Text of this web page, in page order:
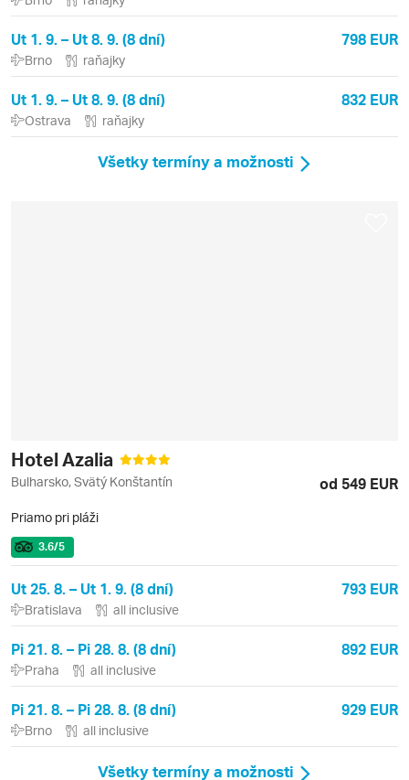
Ut 1. 9. – Ut 8. 9. (8 dní) 798 EUR
Brno raňajky
Ut 1. 9. – Ut 8. 9. (8 dní) 832 EUR
Ostrava raňajky
Všetky termíny a možnosti
Hotel Azalia
Bulharsko, Svätý Konštantín od 549 EUR
Priamo pri pláži
3.6/5
Ut 25. 8. – Ut 1. 9. (8 dní) 793 EUR
Bratislava all inclusive
Pi 21. 8. – Pi 28. 8. (8 dní) 892 EUR
Praha all inclusive
Pi 21. 8. – Pi 28. 8. (8 dní) 929 EUR
Brno all inclusive
Všetky termíny a možnosti